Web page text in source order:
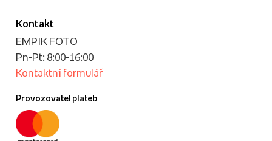
Kontakt
EMPIK FOTO
Pn-Pt: 8:00-16:00
Kontaktní formulář
Provozovatel plateb